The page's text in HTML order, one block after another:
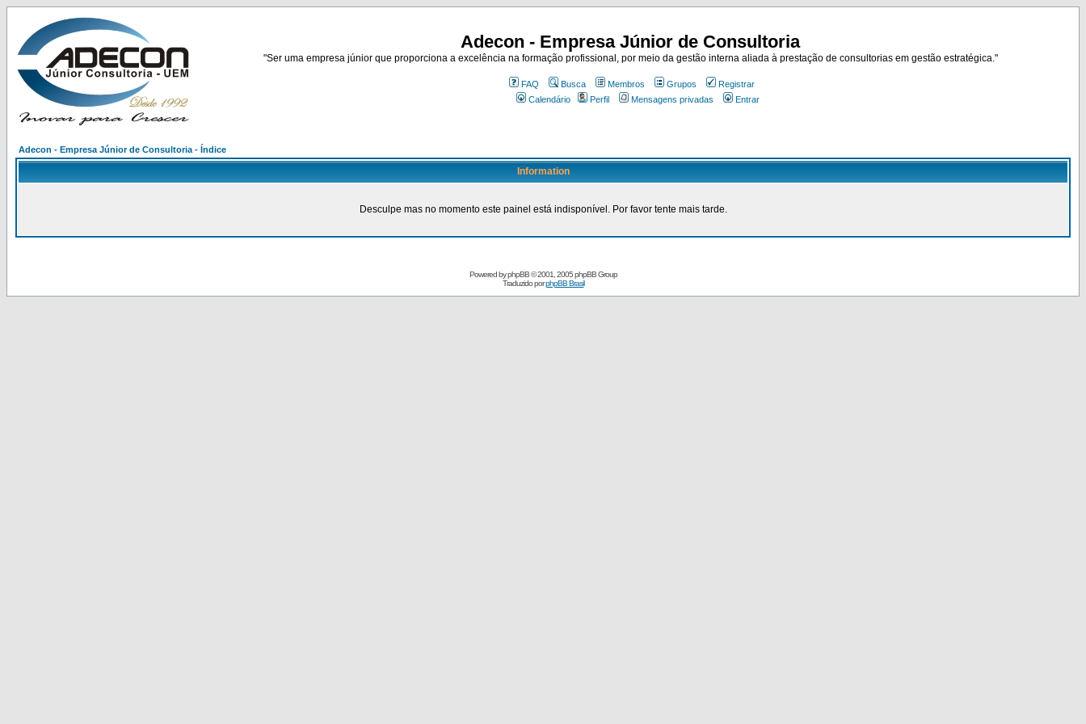
Adecon - Empresa Júnior de Consultoria
"Ser uma empresa júnior que proporciona a excelência na formação profissional, por meio da gestão interna aliada à prestação de consultorias em gestão estratégica."
FAQ Busca Membros Grupos
Registrar
Calendário
Perfil Mensagens privadas Entrar
Adecon - Empresa Júnior de Consultoria - Índice
Information
Desculpe mas no momento este painel está indisponível. Por favor tente mais tarde.
Powered byphpBB© 2001, 2005 phpBB Group
Traduzido porphpBB Brasil